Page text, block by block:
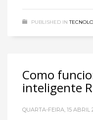
PUBLISHED IN
Como
inteligente
QUARTA-FEIRA, 15 ABRIL